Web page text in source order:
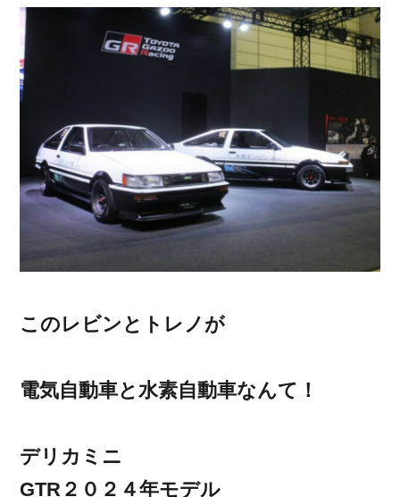
このレビンとトレノが
電気自動車と水素自動車なんて！
デリカミニ
GTR２０２４年モデル